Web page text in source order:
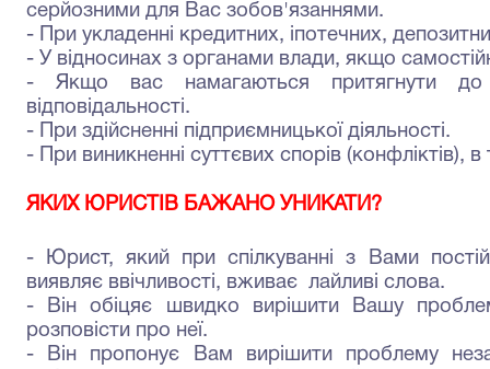
серйозними для Вас зобов'язаннями.
-
При укладенні кредитних, іпотечних,
- У відносинах з органами влади, якщо
-
Якщо вас намагаються притягнути до
відповідальності.
- При здійсненні підприємницької діяльності.
- При виникненні суттєвих спорів (конфліктів),
ЯКИХ ЮРИСТІВ БАЖАНО УНИКАТИ?
- Юрист, який при спілкуванні з Вами
виявляє ввічливості, вживає лай­ливі слова.
-
Він обіцяє швидко вирішити Вашу
розповісти про неї.
-
Він пропонує Вам вирішити проблему